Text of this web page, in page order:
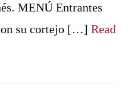
MENÚ Entrantes
su cortejo […] Read